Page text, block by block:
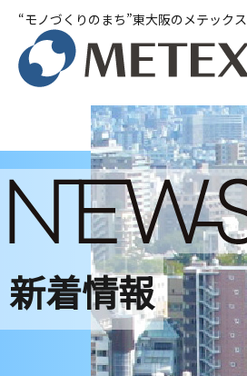
“モノづくりのまち”東大阪のメテックス
新着情報